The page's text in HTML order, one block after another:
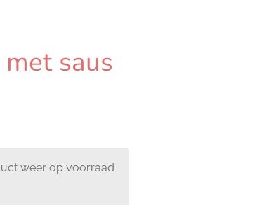
saus
weer op voorraad